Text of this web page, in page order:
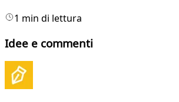
1 min di lettura
Idee e commenti